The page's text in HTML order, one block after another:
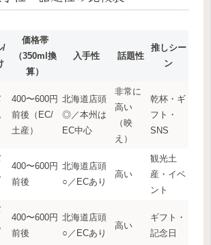
/
価格帯
（350ml換
算）
入手性 話題性
推しシー
ン
400〜600円
前後（EC/
土産）
北海道店頭
◎／本州は
EC中心
非常に
高い
（映
え）
乾杯・ギ
フト・
SNS
400〜600円
前後
北海道店頭
○／ECあり
高い
観光土
産・イベ
ント
400〜600円
前後
北海道店頭
○／ECあり
高い
ギフト・
記念日